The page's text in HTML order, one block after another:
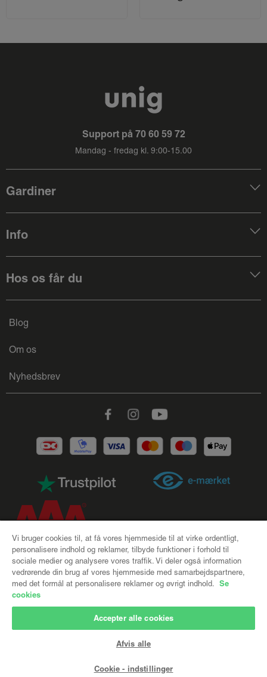
Support på 70 60 59 72
Mandag - fredag kl. 9:00-15.00
Gardiner
Info
Hos os får du
Blog
Om os
Nyhedsbrev
FacebookInstagramYoutube
CSR | Handelsbetingelser | Cookies | Privatlivspolitik |
Levering og returnering
Firmaoplysninger
UNIGgardin A/S – et registreret varemærke, 100% ejet af:
Deco Group AS
Vi bruger cookies til, at få vores hjemmeside til at virke ordentligt,
personalisere indhold og reklamer, tilbyde funktioner i forhold til
sociale medier og analysere vores traffik. Vi deler også information
vedrørende din brug af vores hjemmeside med samarbejdspartnere,
med det formål at personalisere reklamer og øvrigt indhold. Se
cookies
Accepter alle cookies
Afvis alle
Cookie - indstillinger